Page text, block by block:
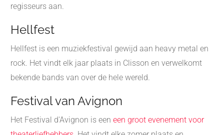
regisseurs aan.
Hellfest
Hellfest is een muziekfestival gewijd aan heavy metal en
rock. Het vindt elk jaar plaats in Clisson en verwelkomt
bekende bands van over de hele wereld.
Festival van Avignon
Het Festival d'Avignon is een een groot evenement voor